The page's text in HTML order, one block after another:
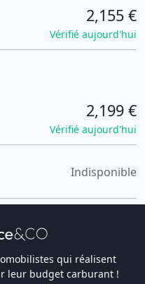
2,155 €
Vérifié aujourd'hui
2,199 €
Vérifié aujourd'hui
Indisponible
qui réalisent
leur budget carburant !